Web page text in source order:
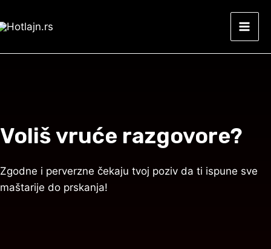
to
Voliš vruće razgovore?
Zgodne i perverzne čekaju tvoj poziv da ti ispune sve
maštarije do prskanja!